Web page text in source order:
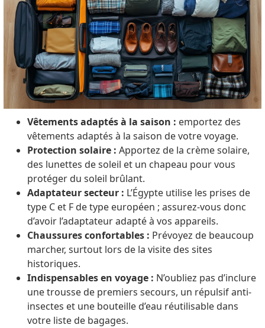
Vêtements adaptés à la saison : emportez des
vêtements adaptés à la saison de votre voyage.
Protection solaire : Apportez de la crème solaire,
des lunettes de soleil et un chapeau pour vous
protéger du soleil brûlant.
Adaptateur secteur : L’Égypte utilise les prises de
type C et F de type européen ; assurez-vous donc
d’avoir l’adaptateur adapté à vos appareils.
Chaussures confortables : Prévoyez de beaucoup
marcher, surtout lors de la visite des sites
historiques.
Indispensables en voyage : N’oubliez pas d’inclure
une trousse de premiers secours, un répulsif anti-
insectes et une bouteille d’eau réutilisable dans
votre liste de bagages.